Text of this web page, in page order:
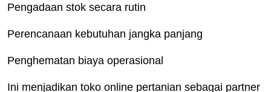
Pengadaan stok secara rutin
Perencanaan kebutuhan jangka panjang
Penghematan biaya operasional
Ini menjadikan toko online pertanian sebagai partner